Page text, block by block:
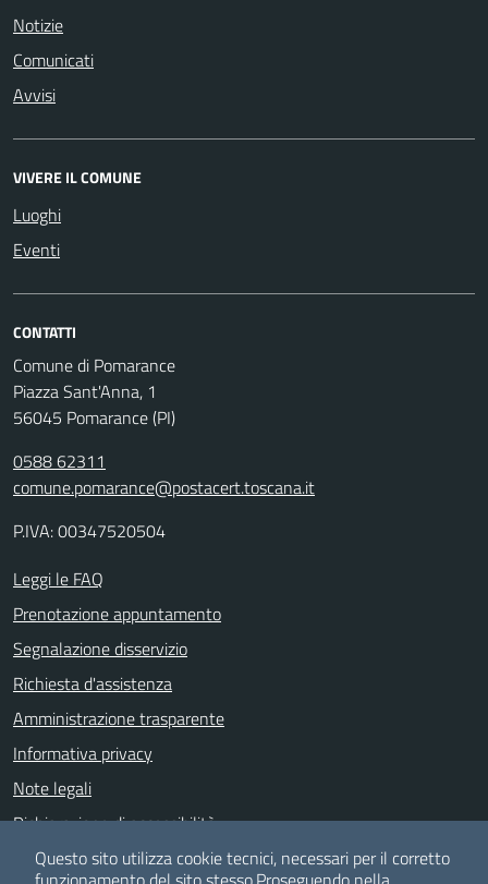
Notizie
Comunicati
Avvisi
VIVERE IL COMUNE
Luoghi
Eventi
CONTATTI
Comune di Pomarance
Piazza Sant'Anna, 1
56045 Pomarance (PI)
0588 62311
comune.pomarance@postacert.toscana.it
P.IVA: 00347520504
Leggi le FAQ
Prenotazione appuntamento
Segnalazione disservizio
Richiesta d'assistenza
Amministrazione trasparente
Informativa privacy
Note legali
Dichiarazione di accessibilità
Albo pretorio
Questo sito utilizza cookie tecnici, necessari per il corretto